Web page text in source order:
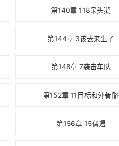
第140章 118呆头鹅
第144章 3该去来生了
第148章 7袭击车队
第152章 11目标和外骨骼
第156章 15偶遇